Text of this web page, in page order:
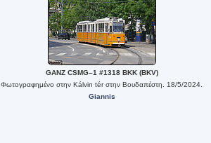
GANZ CSMG–1 #1318 BKK (BKV)
Φωτογραφημένο στην Kálvin tér στην Βουδαπέστη. 18/5/2024.
Giannis